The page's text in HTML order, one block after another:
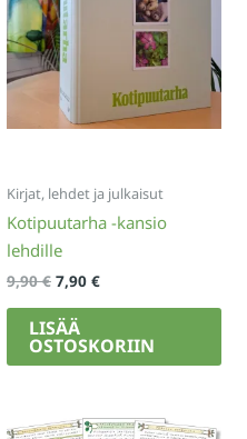
Kirjat, lehdet ja julkaisut
Kotipuutarha -kansio
lehdille
9,90€ Alkuperäinen
oli:
9,90 €.
7,90 €Nykyinen
7,90 €.
LISÄÄ
OSTOSKORIIN